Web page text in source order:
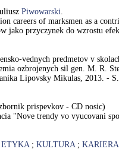
Piwowarski.
careers of marksmen as a
jako przyczynek do wzrostu
vednych predmetov v
ozbrojenych sil gen. M. R.
Lipovsky Mikulas, 2013. -
prispevkov - CD nosic)
"Nove trendy vo vyucovani
ETYKA; KULTURA; KARIERA